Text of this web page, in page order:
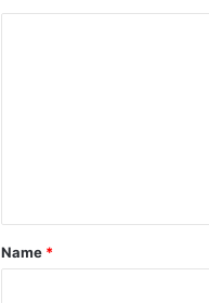
t
*
Name *